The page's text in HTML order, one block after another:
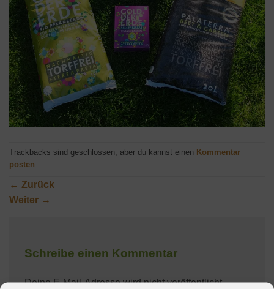
Trackbacks sind geschlossen, aber du kannst einen Kommentar
posten.
← Zurück
Weiter →
Schreibe einen Kommentar
Deine E-Mail-Adresse wird nicht veröffentlicht.